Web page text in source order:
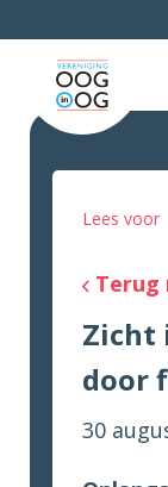
Lees voor
Terug
Zicht
door
30